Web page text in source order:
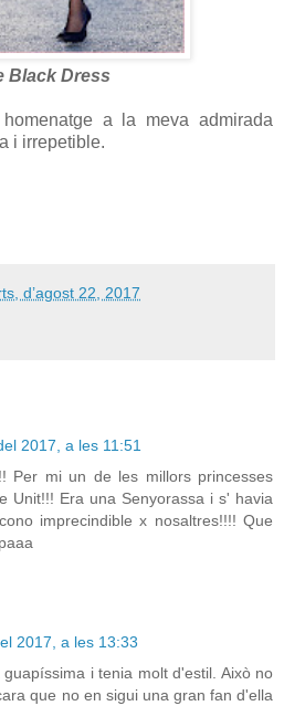
Black Dress
a la meva admirada
i irrepetible.
d’agost 22, 2017
2017, a les 11:51
Per mi un de les millors princesses
Unit!!! Era una Senyorassa i s' havia
imprecindible x nosaltres!!!! Que
2017, a les 13:33
i tenia molt d'estil. Això no
que no en sigui una gran fan d'ella